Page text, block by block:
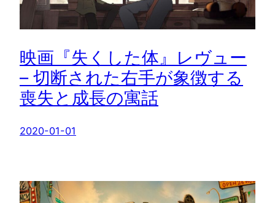
映画『失くした体』レヴュー
– 切断された右手が象徴する
喪失と成長の寓話
2020-01-01